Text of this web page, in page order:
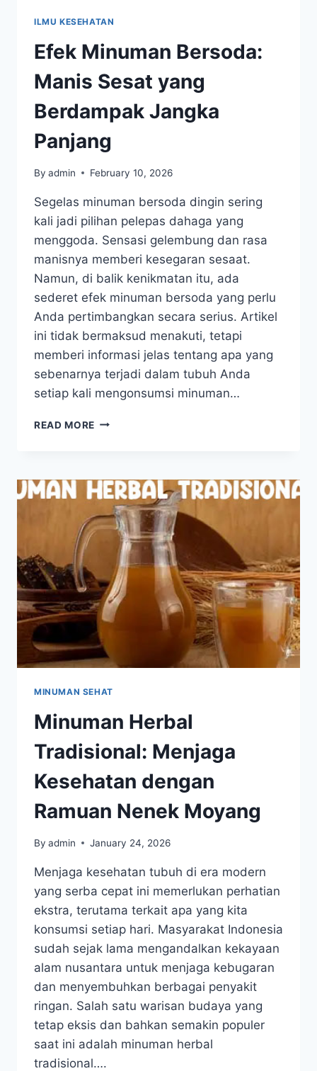
ILMU KESEHATAN
Efek Minuman Bersoda:
Manis Sesat yang
Berdampak Jangka
Panjang
By admin February 10, 2026
Segelas minuman bersoda dingin sering
kali jadi pilihan pelepas dahaga yang
menggoda. Sensasi gelembung dan rasa
manisnya memberi kesegaran sesaat.
Namun, di balik kenikmatan itu, ada
sederet efek minuman bersoda yang perlu
Anda pertimbangkan secara serius. Artikel
ini tidak bermaksud menakuti, tetapi
memberi informasi jelas tentang apa yang
sebenarnya terjadi dalam tubuh Anda
setiap kali mengonsumsi minuman…
READ MORE EFEK
SESAT
YANG
BERDAMPAK
JANGKA
PANJANG
MINUMAN SEHAT
Minuman Herbal
Tradisional: Menjaga
Kesehatan dengan
Ramuan Nenek Moyang
By admin January 24, 2026
Menjaga kesehatan tubuh di era modern
yang serba cepat ini memerlukan perhatian
ekstra, terutama terkait apa yang kita
konsumsi setiap hari. Masyarakat Indonesia
sudah sejak lama mengandalkan kekayaan
alam nusantara untuk menjaga kebugaran
dan menyembuhkan berbagai penyakit
ringan. Salah satu warisan budaya yang
tetap eksis dan bahkan semakin populer
saat ini adalah minuman herbal
tradisional….